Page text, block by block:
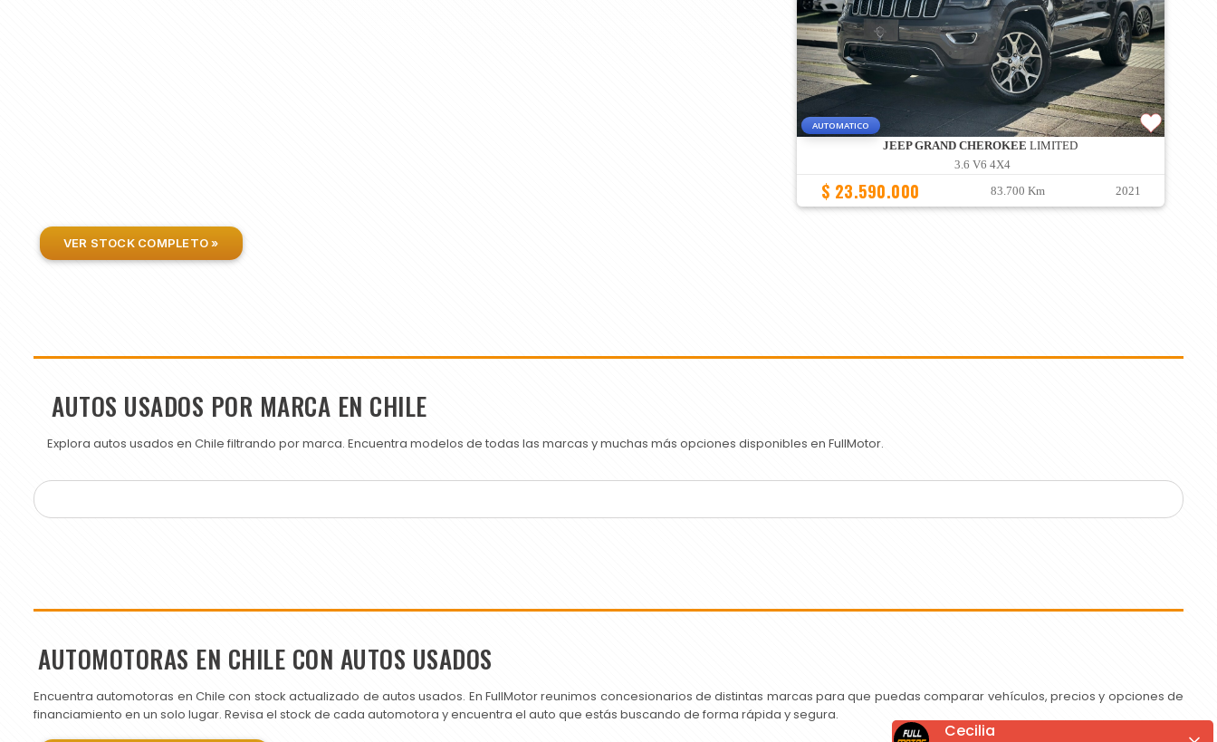
AUTOMATICO
JEEP GRAND CHEROKEE LIMITED
3.6 V6 4X4
$ 23.590.000 83.700 Km 2021
VER STOCK COMPLETO »
AUTOS USADOS POR MARCA EN CHILE
Explora autos usados en Chile filtrando por marca. Encuentra modelos de todas las marcas y muchas más opciones disponibles en FullMotor.
AUTOMOTORAS EN CHILE CON AUTOS USADOS
Encuentra automotoras en Chile con stock actualizado de autos usados. En FullMotor reunimos concesionarios de distintas marcas para que puedas comparar vehículos, precios y opciones de
financiamiento en un solo lugar. Revisa el stock de cada automotora y encuentra el auto que estás buscando de forma rápida y segura.
Cecilia